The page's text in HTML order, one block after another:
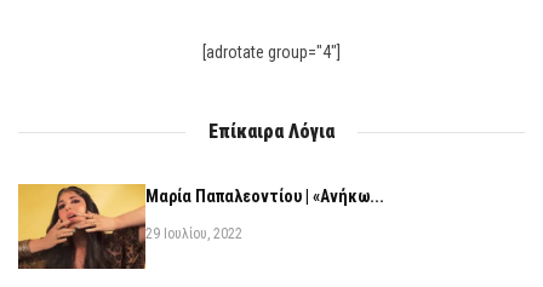
[adrotate group="4"]
Επίκαιρα Λόγια
Μαρία Παπαλεοντίου | «Ανήκω...
29 Ιουλίου, 2022